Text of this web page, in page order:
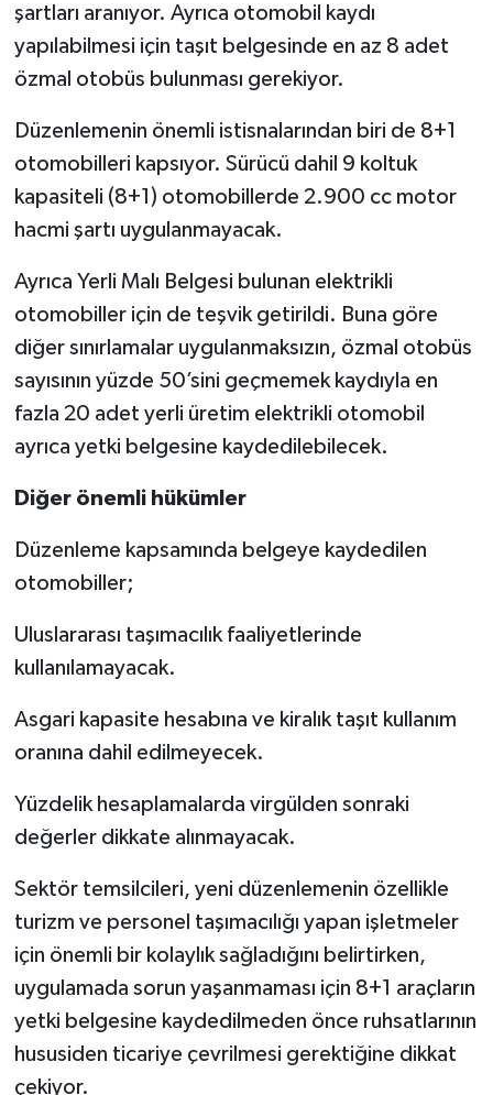
şartları aranıyor. Ayrıca otomobil kaydı
yapılabilmesi için taşıt belgesinde en az 8 adet
özmal otobüs bulunması gerekiyor.
Düzenlemenin önemli istisnalarından biri de 8+1
otomobilleri kapsıyor. Sürücü dahil 9 koltuk
kapasiteli (8+1) otomobillerde 2.900 cc motor
hacmi şartı uygulanmayacak.
Ayrıca Yerli Malı Belgesi bulunan elektrikli
otomobiller için de teşvik getirildi. Buna göre
diğer sınırlamalar uygulanmaksızın, özmal otobüs
sayısının yüzde 50’sini geçmemek kaydıyla en
fazla 20 adet yerli üretim elektrikli otomobil
ayrıca yetki belgesine kaydedilebilecek.
Diğer önemli hükümler
Düzenleme kapsamında belgeye kaydedilen
otomobiller;
Uluslararası taşımacılık faaliyetlerinde
kullanılamayacak.
Asgari kapasite hesabına ve kiralık taşıt kullanım
oranına dahil edilmeyecek.
Yüzdelik hesaplamalarda virgülden sonraki
değerler dikkate alınmayacak.
Sektör temsilcileri, yeni düzenlemenin özellikle
turizm ve personel taşımacılığı yapan işletmeler
için önemli bir kolaylık sağladığını belirtirken,
uygulamada sorun yaşanmaması için 8+1 araçların
yetki belgesine kaydedilmeden önce ruhsatlarının
hususiden ticariye çevrilmesi gerektiğine dikkat
çekiyor.